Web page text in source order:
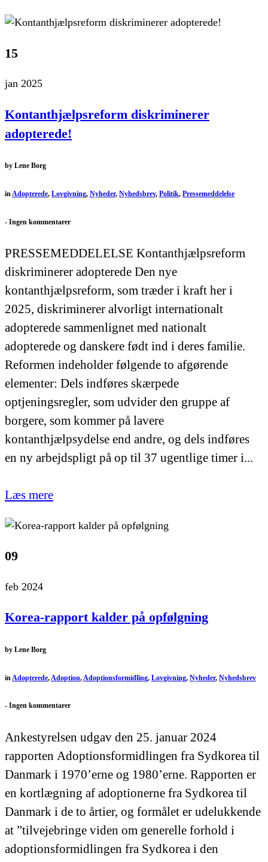
15
jan 2025
Kontanthjælpsreform diskriminerer
adopterede!
by Lene Borg
inAdopterede, Lovgivning, Nyheder, Nyhedsbrev, Politik, Pressemeddelelse
- Ingen kommentarer
PRESSEMEDDELELSE Kontanthjælpsreform
diskriminerer adopterede Den nye
kontanthjælpsreform, som træder i kraft her i
2025, diskriminerer alvorligt internationalt
adopterede sammenlignet med nationalt
adopterede og danskere født ind i deres familie.
Reformen indeholder følgende to afgørende
elementer: Dels indføres skærpede
optjeningsregler, som udvider den gruppe af
borgere, som kommer på lavere
kontanthjælpsydelse end andre, og dels indføres
en ny arbejdspligt på op til 37 ugentlige timer i...
Læs mere
09
feb 2024
Korea-rapport kalder på opfølgning
by Lene Borg
in Adopterede, Adoption, Adoptionsformidling, Lovgivning, Nyheder, Nyhedsbrev
- Ingen kommentarer
Ankestyrelsen udgav den 25. januar 2024
rapporten Adoptionsformidlingen fra Sydkorea til
Danmark i 1970’erne og 1980’erne. Rapporten er
en kortlægning af adoptionerne fra Sydkorea til
Danmark i de to årtier, og formålet er udelukkende
at ”tilvejebringe viden om generelle forhold i
adoptionsformidlingen fra Sydkorea i den